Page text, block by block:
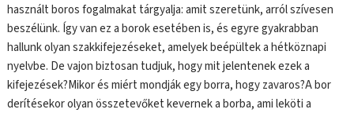
használt boros fogalmakat tárgyalja: amit szeretünk, arról szívesen
beszélünk. Így van ez a borok esetében is, és egyre gyakrabban
hallunk olyan szakkifejezéseket, amelyek beépültek a hétköznapi
nyelvbe. De vajon biztosan tudjuk, hogy mit jelentenek ezek a
kifejezések?Mikor és miért mondják egy borra, hogy zavaros?A bor
derítésekor olyan összetevőket kevernek a borba, ami leköti a